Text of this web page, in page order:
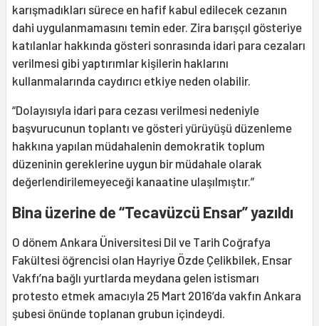
karışmadıkları sürece en hafif kabul edilecek cezanın
dahi uygulanmamasını temin eder. Zira barışçıl gösteriye
katılanlar hakkında gösteri sonrasında idari para cezaları
verilmesi gibi yaptırımlar kişilerin haklarını
kullanmalarında caydırıcı etkiye neden olabilir.
“Dolayısıyla idari para cezası verilmesi nedeniyle
başvurucunun toplantı ve gösteri yürüyüşü düzenleme
hakkına yapılan müdahalenin demokratik toplum
düzeninin gereklerine uygun bir müdahale olarak
değerlendirilemeyeceği kanaatine ulaşılmıştır.”
Bina üzerine de “Tecavüzcü Ensar” yazıldı
O dönem Ankara Üniversitesi Dil ve Tarih Coğrafya
Fakültesi öğrencisi olan Hayriye Özde Çelikbilek, Ensar
Vakfı’na bağlı yurtlarda meydana gelen istismarı
protesto etmek amacıyla 25 Mart 2016’da vakfın Ankara
şubesi önünde toplanan grubun içindeydi.